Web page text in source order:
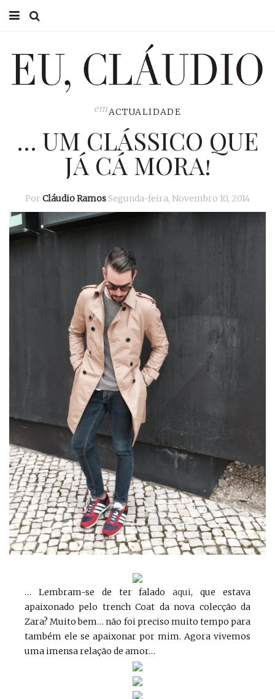
EU CLÁUDIO
EU NA TV
emACTUALIDADE
… UM CLÁSSICO QUE
JÁ CÁ MORA!
Por Cláudio Ramos Segunda-feira, Novembro 10, 2014
… Lembram-se de ter falado aqui, que estava
apaixonado pelo trench Coat da nova colecção da
Zara? Muito bem… não foi preciso muito tempo para
também ele se apaixonar por mim. Agora vivemos
uma imensa relação de amor…